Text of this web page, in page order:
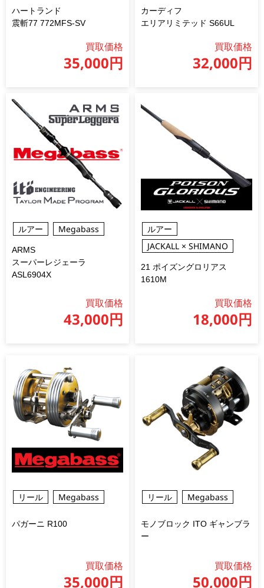
ハートランド
震斬77 772MFS-SV
買取価格
35,000円
カーディフ
エリアリミテッド S66UL
買取価格
32,000円
ルアー Megabass
ARMS
スーパーレジェーラ
ASL6904X
買取価格
43,000円
ルアー
JACKALL × SHIMANO
21 ポイズングロリアス
1610M
買取価格
18,000円
リール Megabass
パガーニ R100
買取価格
35,000円
リール Megabass
モノブロック ITO ギャンブラ
ー
買取価格
50,000円